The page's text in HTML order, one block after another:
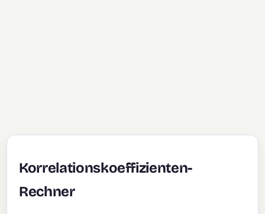
Korrelationskoeffizienten-
Rechner